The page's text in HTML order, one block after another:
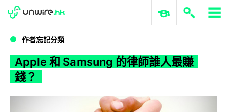
Apple 和 Samsung 的律師誰人最賺錢？
WWDC 2026 ERP 與商業 AI
作者忘記分類
Apple 和 Samsung 的律師誰人最賺
錢？